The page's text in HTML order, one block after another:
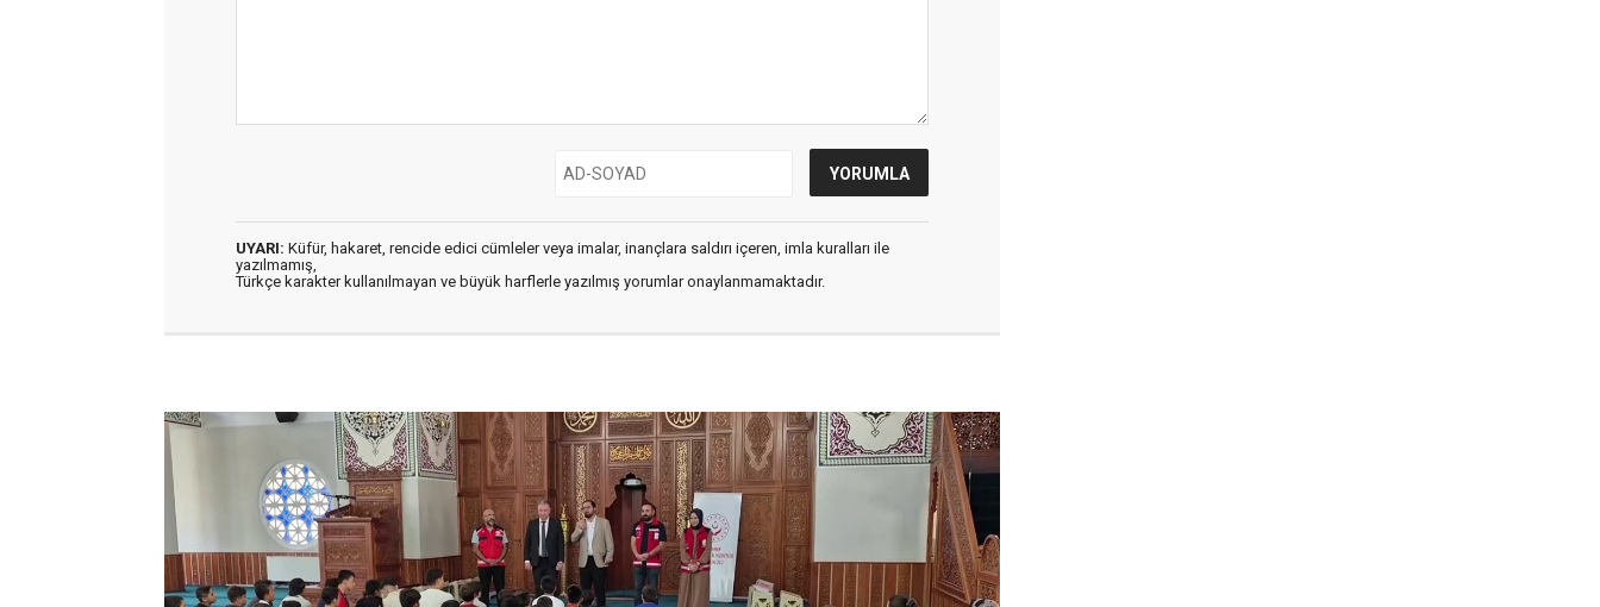
UYARI: Küfür, hakaret, rencide edici cümleler veya imalar, inançlara saldırı içeren, imla kuralları ile
yazılmamış,
Türkçe karakter kullanılmayan ve büyük harflerle yazılmış yorumlar onaylanmamaktadır.